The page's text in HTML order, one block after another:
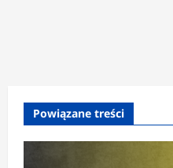
Powiązane treści